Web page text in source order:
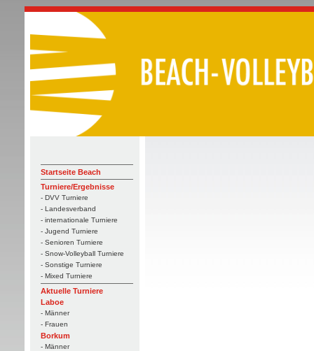
Startseite Beach
Turniere/Ergebnisse
- DVV Turniere
- Landesverband
- internationale Turniere
- Jugend Turniere
- Senioren Turniere
- Snow-Volleyball Turniere
- Sonstige Turniere
- Mixed Turniere
Aktuelle Turniere
Laboe
- Männer
- Frauen
Borkum
- Männer